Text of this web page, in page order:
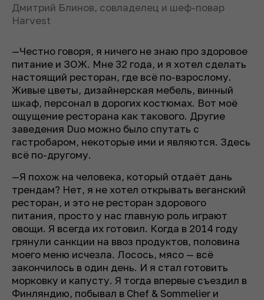
Дмитрий Блинов, совладелец и шеф-повар
Harvest
—Честно говоря, я ничего не знаю про здоровое
питание и ЗОЖ. Мне 32 года, и я хотел сделать
настоящий ресторан, где всё по-взрослому.
Живые цветы, дизайнерская мебель, винный
шкаф, персонал в дорогих костюмах. Вот моё
ощущение ресторана как такового. Другие
заведения Duo можно было спутать с
гастробаром, некоторые ими и являются. Здесь
всё по-другому.
—Я похож на человека, который отдаё­т дань
трендам? Нет, я не хотел открывать веганский
ресторан, и это не ресторан здорового
питания, просто у нас главную роль играют
овощи. Я всегда их готовил. Когда в 2014 году
грянули санкции на ввоз продуктов, половина
моего меню исчезла. Лосось, мясо — всё
закончилось в один день. И я стал готовить
морковку и капусту. Я тогда впервые съездил в
Финляндию, побывал в Chef & Sommelier и